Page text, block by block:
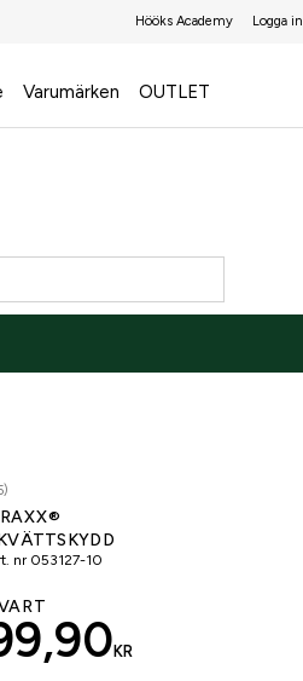
Hööks Academy Logga in
Varumärken OUTLET
nr 053127-10
KR